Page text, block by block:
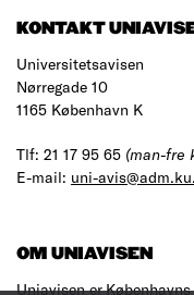
KONTAKT
Universitetsavisen
Nørregade 10
1165 København K
Tlf: 21 17 95 65 (man-fre
E-mail: uni-
OM UNIAVISEN
Uniavisen er